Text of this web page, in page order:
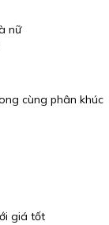
nữ
cùng phân khúc
giá tốt